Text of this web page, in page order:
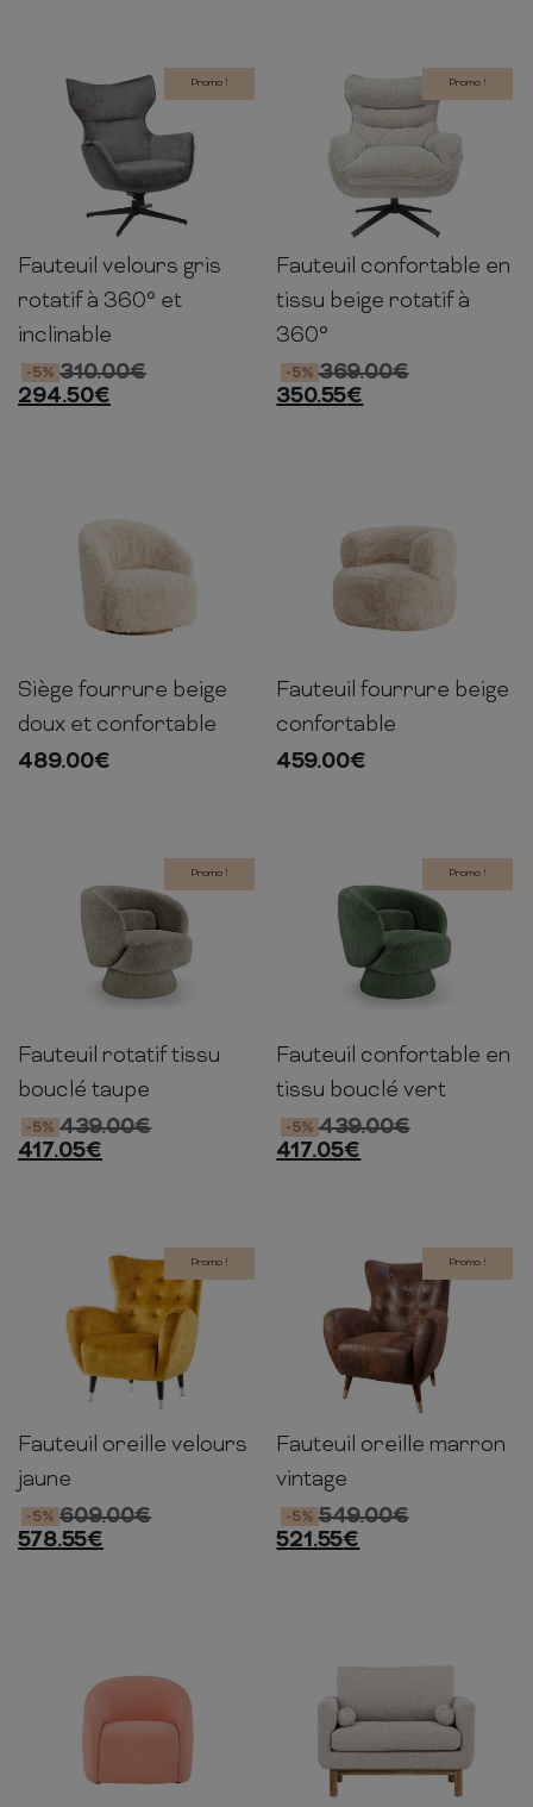
Promo !
99cm 73cm
85-
Fauteuil velours gris
rotatif à 360° et
inclinable
310.00€
-5%
294.50€
Promo !
95cm 80cm 92cm
Fauteuil confortable en
tissu beige rotatif à
360°
369.00€
-5%
350.55€
75cm 75cm 70cm
Siège fourrure beige
doux et confortable
489.00€
72cm 87cm 82cm
Fauteuil fourrure beige
confortable
459.00€
Promo !
76cm 75cm 76cm
Fauteuil rotatif tissu
bouclé taupe
439.00€
-5%
417.05€
Promo !
76cm 75cm 76cm
Fauteuil confortable en
tissu bouclé vert
439.00€
-5%
417.05€
Promo !
106cm 88cm 90cm
Fauteuil oreille velours
jaune
609.00€
-5%
578.55€
Promo !
106cm 88cm 90cm
Fauteuil oreille marron
vintage
549.00€
-5%
521.55€